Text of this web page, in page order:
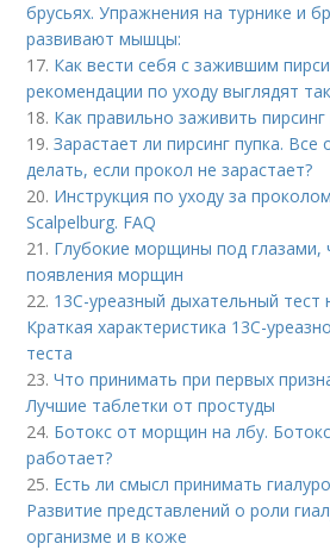
брусьях. Упражнения на турнике и
развивают мышцы:
17. Как вести себя с зажившим
рекомендации по уходу выглядят
18. Как правильно заживить пирсинг
19.Зарастает ли пирсинг пупка. Все
делать, если прокол не зарастает?
20. Инструкция по уходу за
Scalpelburg. FAQ
21. Глубокие морщины под глазами,
появления морщин
22. 13С-уреазный дыхательный тест
Краткая характеристика 13С-
теста
23.Что принимать при первых
Лучшие таблетки от простуды
24. Ботокс от морщин на лбу.
работает?
25. Есть ли смысл принимать
Развитие представлений о роли
организме и в коже